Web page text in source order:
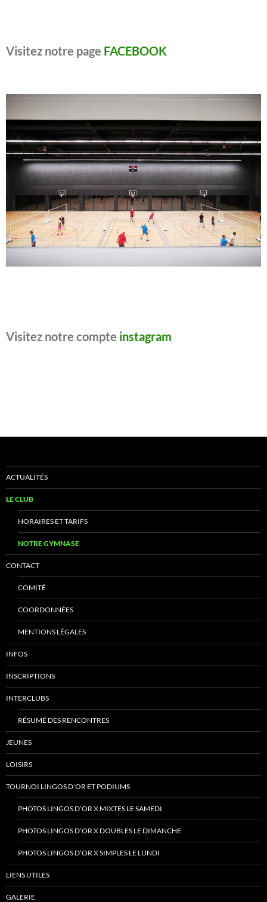
Visitez notre page FACEBOOK
Visitez notre compte instagram
ACTUALITÉS
LE CLUB
HORAIRES ET TARIFS
NOTRE GYMNASE
CONTACT
COMITÉ
COORDONNÉES
MENTIONS LÉGALES
INFOS
INSCRIPTIONS
INTERCLUBS
RÉSUMÉ DES RENCONTRES
JEUNES
LOISIRS
TOURNOI LINGOS D’OR ET PODIUMS
PHOTOS LINGOS D’OR X MIXTES LE SAMEDI
PHOTOS LINGOS D’OR X DOUBLES LE DIMANCHE
PHOTOS LINGOS D’OR X SIMPLES LE LUNDI
LIENS UTILES
GALERIE